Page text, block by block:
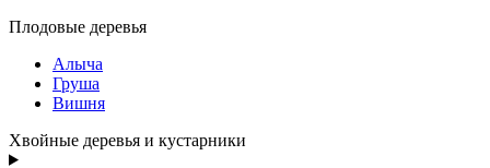
Плодовые деревья
Алыча
Груша
Вишня
Хвойные деревья и кустарники